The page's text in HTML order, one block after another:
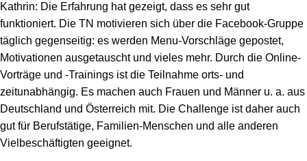
Kathrin: Die Erfahrung hat gezeigt, dass es sehr gut
funktioniert. Die TN motivieren sich über die Facebook-Gruppe
täglich gegenseitig: es werden Menu-Vorschläge gepostet,
Motivationen ausgetauscht und vieles mehr. Durch die Online-
Vorträge und -Trainings ist die Teilnahme orts- und
zeitunabhängig. Es machen auch Frauen und Männer u. a. aus
Deutschland und Österreich mit. Die Challenge ist daher auch
gut für Berufstätige, Familien-Menschen und alle anderen
Vielbeschäftigten geeignet.